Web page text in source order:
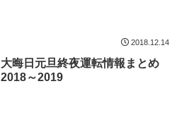
2018.12.14
大晦日元旦終夜運転情報まとめ
2018～2019